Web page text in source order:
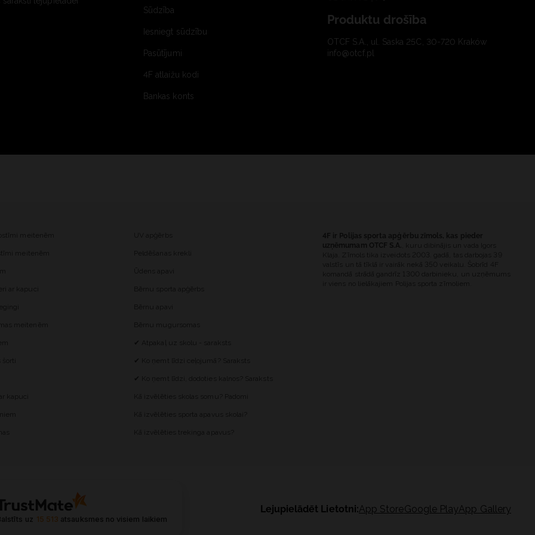
Sūdzība
Iesniegt sūdzību
Pasūtījumi
4F atlaižu kodi
Bankas konts
Produktu drošība
OTCF S.A., ul. Saska 25C, 30-720 Kraków
info@otcf.pl
uz 15 513 atsauksmes no visiem laikiem
Lejupielādēt Lietotni:App StoreGoogle PlayApp Gallery